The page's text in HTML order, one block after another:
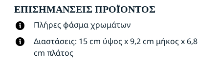
δώσει πρόσθετο χαρακτήρα στον χώρο σας.
ΕΠΙΣΗΜΆΝΣΕΙΣ ΠΡΟΪΌΝΤΟΣ
Πλήρες φάσμα χρωμάτων
Διαστάσεις: 15 cm ύψος x 9,2 cm μήκος x 6,8
cm πλάτος